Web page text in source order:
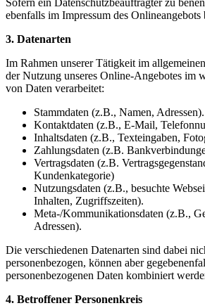
Sofern ein Datenschutzbeauftragter zu
ebenfalls im Impressum des Onlineangebots
3. Datenarten
Im Rahmen unserer Tätigkeit im
der Nutzung unseres Online-Angebotes im
von Daten verarbeitet:
Stammdaten (z.B., Namen, Adressen).
Kontaktdaten (z.B., E-Mail,
Inhaltsdaten (z.B., Texteingaben,
Zahlungsdaten (z.B.
Vertragsdaten (z.B.
Kundenkategorie)
Nutzungsdaten (z.B., besuchte
Inhalten, Zugriffszeiten).
Meta-/Kommunikationsdaten (z.B.,
Adressen).
Die verschiedenen Datenarten sind dabei
personenbezogen, können aber
personenbezogenen Daten kombiniert
4. Betroffener Personenkreis